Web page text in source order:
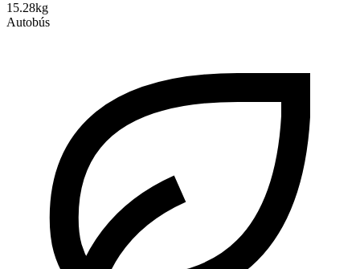
15.28kg
Autobús